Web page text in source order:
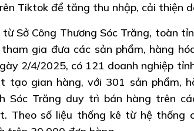
Tiktok để tăng thu nhập, cải thiện
Sở Công Thương Sóc Trăng, toàn
gia đưa các sản phẩm, hàng
2/4/2025, có 121 doanh nghiệp
tạo gian hàng, với 301 sản phẩm,
Sóc Trăng duy trì bán hàng trên
Theo số liệu thống kê từ hệ thống